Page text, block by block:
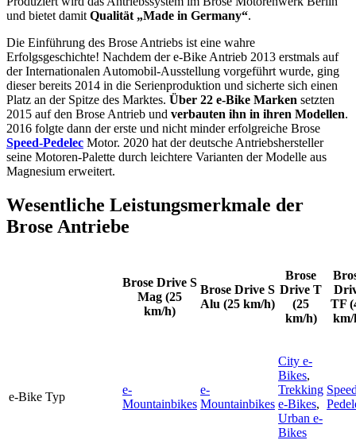
und bietet damit Qualität „Made in Germany“.
Die Einführung des Brose Antriebs ist eine wahre
Erfolgsgeschichte! Nachdem der e-Bike Antrieb 2013 erstmals auf
der Internationalen Automobil-Ausstellung vorgeführt wurde, ging
dieser bereits 2014 in die Serienproduktion und sicherte sich einen
Platz an der Spitze des Marktes. Über 22 e-Bike Marken setzten
2015 auf den Brose Antrieb und verbauten ihn in ihren Modellen.
2016 folgte dann der erste und nicht minder erfolgreiche Brose
Speed-Pedelec Motor. 2020 hat der deutsche Antriebshersteller
seine Motoren-Palette durch leichtere Varianten der Modelle aus
Magnesium erweitert.
Wesentliche Leistungsmerkmale der
Brose Antriebe
Brose Drive S
Mag (25
km/h)
Brose Drive S
Alu (25 km/h)
Brose
Drive T
(25
km/h)
TF
km/
e-Bike Typ
e-
Mountainbikes
e-
Mountainbikes
City e-
Bikes,
Trekking
e-Bikes,
Urban e-
Bikes